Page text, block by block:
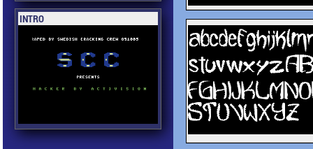
INTRO